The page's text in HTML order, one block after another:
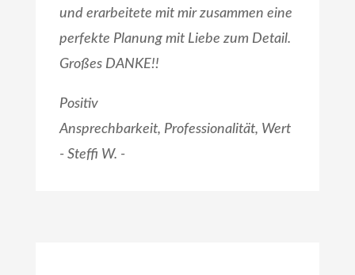
und erarbeitete mit mir zusammen eine
perfekte Planung mit Liebe zum Detail.
Großes DANKE!!
Positiv
Ansprechbarkeit, Professionalität, Wert
- Steffi W. -